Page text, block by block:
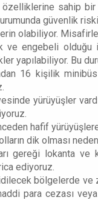
sahip
güvenlik
olabiliyor.
ve engebeli
yapılabiliyor. Bu
16 kişilik
yürüyüşler
hafif
dik olması
gereği lokanta ve
ediyoruz.
bölgelerde
para cezası